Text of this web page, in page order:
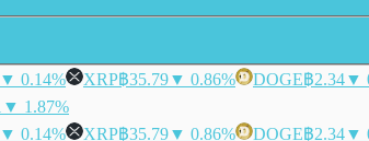
▼ 0.14% XRP฿35.79▼ 0.86% DOGE฿2.34▼
▼ 1.87%
▼ 0.14% XRP฿35.79▼ 0.86% DOGE฿2.34▼